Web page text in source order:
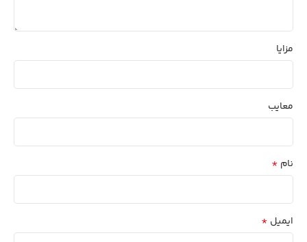
مزایا
معایب
نام *
ایمیل *